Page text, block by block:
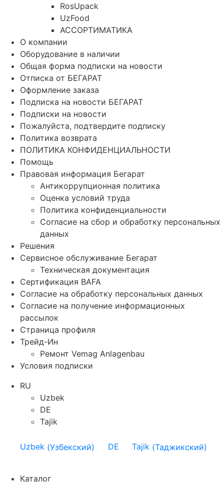
RosUpack
UzFood
АССОРТИМАТИКА
О компании
Оборудование в наличии
Общая форма подписки на новости
Отписка от БЕГАРАТ
Оформление заказа
Подписка на новости БЕГАРАТ
Подписки на новости
Пожалуйста, подтвердите подписку
Политика возврата
ПОЛИТИКА КОНФИДЕНЦИАЛЬНОСТИ
Помощь
Правовая информация Бегарат
Антикоррупционная политика
Оценка условий труда
Политика конфиденциальности
Согласие на сбор и обработку персональных
данных
Решения
Сервисное обслуживание Бегарат
Техническая документация
Сертификация BAFA
Согласие на обработку персональных данных
Согласие на получение информационных
рассылок
Страница профиля
Трейд-Ин
Ремонт Vemag Anlagenbau
Условия подписки
RU
Uzbek
DE
Tajik
Uzbek (Узбекский) DE Tajik (Таджикский)
Каталог